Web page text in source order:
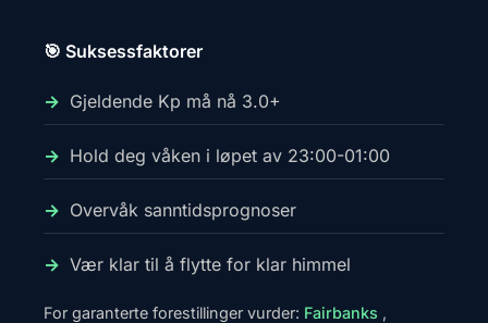
🎯 Suksessfaktorer
Gjeldende Kp må nå 3.0+
Hold deg våken i løpet av 23:00-01:00
Overvåk sanntidsprognoser
Vær klar til å flytte for klar himmel
For garanterte forestillinger vurder: Fairbanks ,